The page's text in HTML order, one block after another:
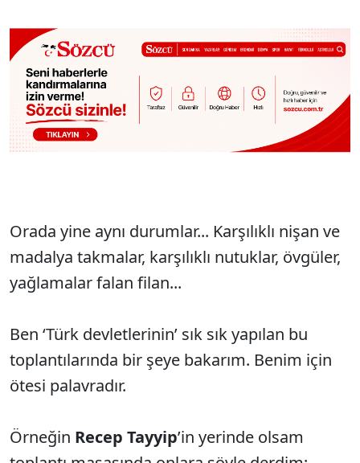
Orada yine aynı durumlar... Karşılıklı nişan ve
madalya takmalar, karşılıklı nutuklar, övgüler,
yağlamalar falan filan...
Ben ‘Türk devletlerinin’ sık sık yapılan bu
toplantılarında bir şeye bakarım. Benim için
ötesi palavradır.
Örneğin Recep Tayyip’in yerinde olsam